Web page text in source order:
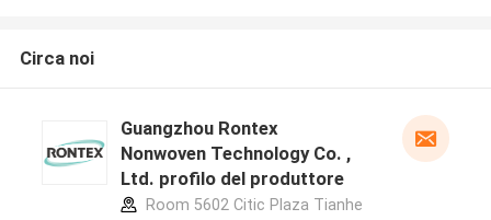
Circa noi
Guangzhou Rontex
Nonwoven Technology Co. ,
Ltd. profilo del produttore
Room 5602 Citic Plaza Tianhe